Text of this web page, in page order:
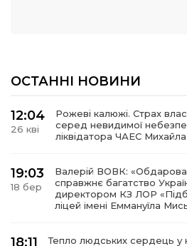
ОСТАННІ НОВИНИ
12:04
26 кві
Рожеві калюжі. Страх
серед невидимої
ліквідатора ЧАЕС Михайла
19:03
18 бер
Валерій ВОВК:
справжнє багатство
директором КЗ ЛОР
ліцей імені Еммануїла
18:11
Тепло людських сердець у